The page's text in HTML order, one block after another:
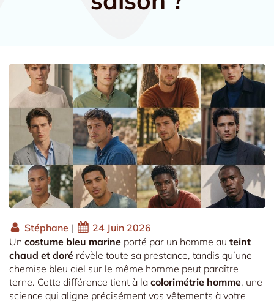
Stéphane |
24 Juin 2026
Un costume bleu marine porté par un homme au teint
chaud et doré révèle toute sa prestance, tandis qu’une
chemise bleu ciel sur le même homme peut paraître
terne. Cette différence tient à la colorimétrie homme, une
science qui aligne précisément vos vêtements à votre